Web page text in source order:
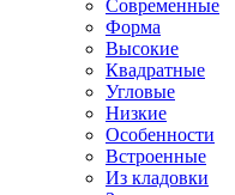
Современные
Форма
Высокие
Квадратные
Угловые
Низкие
Особенности
Встроенные
Из кладовки